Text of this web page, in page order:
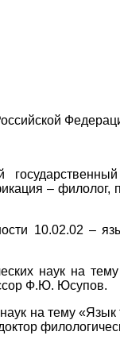
– филолог,
10.02.02 –
наук на
Ф.Ю. Юсупов.
на тему «Язык